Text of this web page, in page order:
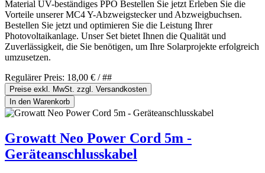
Material UV-beständiges PPO Bestellen Sie jetzt Erleben Sie die
Vorteile unserer MC4 Y-Abzweigstecker und Abzweigbuchsen.
Bestellen Sie jetzt und optimieren Sie die Leistung Ihrer
Photovoltaikanlage. Unser Set bietet Ihnen die Qualität und
Zuverlässigkeit, die Sie benötigen, um Ihre Solarprojekte erfolgreich
umzusetzen.
Regulärer Preis: 18,00 € / ##
Preise exkl. MwSt. zzgl. Versandkosten
In den Warenkorb
Growatt Neo Power Cord 5m -
Geräteanschlusskabel